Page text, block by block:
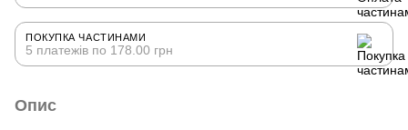
ПОКУПКА ЧАСТИНАМИ
5 платежів по 178.00 грн
Опис